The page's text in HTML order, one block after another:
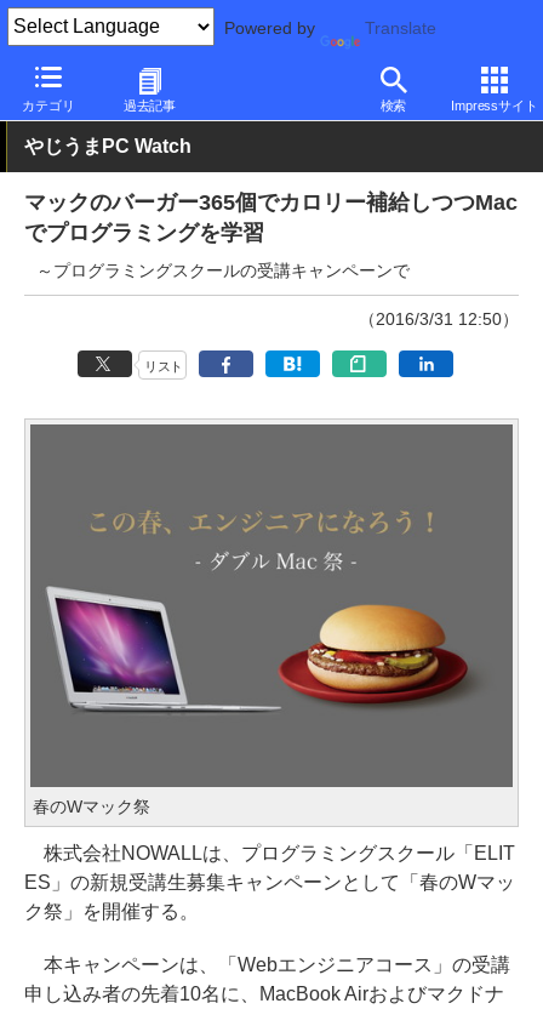
Powered by Translate
カテゴリ 過去記事 検索 Impressサイト
PC Watch 市場 動向
やじうまPC Watch
マックのバーガー365個でカロリー補給しつつMac
でプログラミングを学習
～プログラミングスクールの受講キャンペーンで
（2016/3/31 12:50）
リスト
春のWマック祭
株式会社NOWALLは、プログラミングスクール「ELIT
ES」の新規受講生募集キャンペーンとして「春のWマッ
ク祭」を開催する。
本キャンペーンは、「Webエンジニアコース」の受講
申し込み者の先着10名に、MacBook Airおよびマクドナ